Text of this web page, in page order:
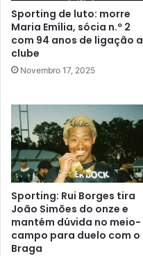
Sporting de luto: morre
Maria Emília, sócia n.º 2
com 94 anos de ligação
clube
Novembro 17, 2025
Sporting: Rui Borges tira
João Simões do onze e
mantém dúvida no meio-
campo para duelo com o
Braga